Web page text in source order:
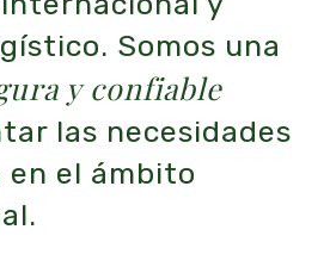
Somos una
y confiable
las necesidades
el ámbito